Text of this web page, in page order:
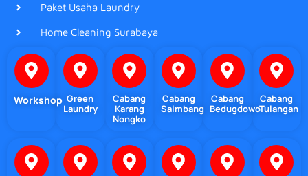
Paket Usaha Laundry
Home Cleaning Surabaya
Workshop Green
Laundry
Cabang
Karang
Nongko
Cabang
Saimbang
Cabang
Bedugdowo
Cabang
Tulangan